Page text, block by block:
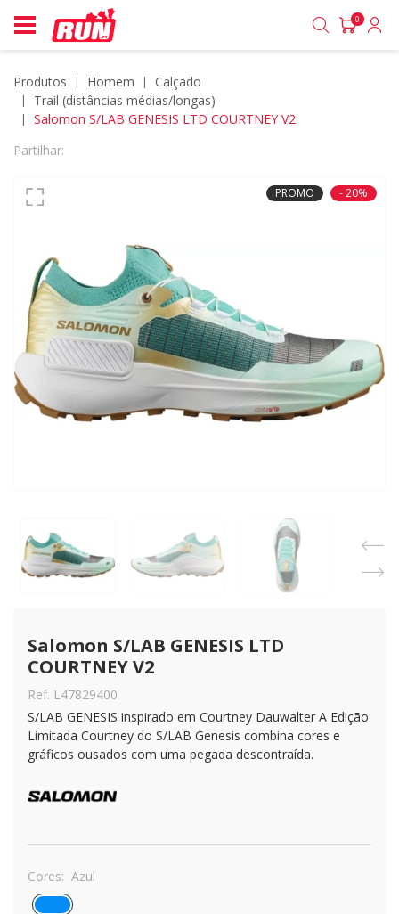
0
Produtos homem
calçado
trail (distâncias médias/longas)
Salomon S/LAB GENESIS LTD COURTNEY V2
Partilhar:
PROMO - 20%
Salomon S/LAB GENESIS LTD
COURTNEY V2
Ref. L47829400
S/LAB GENESIS inspirado em Courtney Dauwalter A Edição
Limitada Courtney do S/LAB Genesis combina cores e
gráficos ousados ​​com uma pegada descontraída.
Cores: Azul